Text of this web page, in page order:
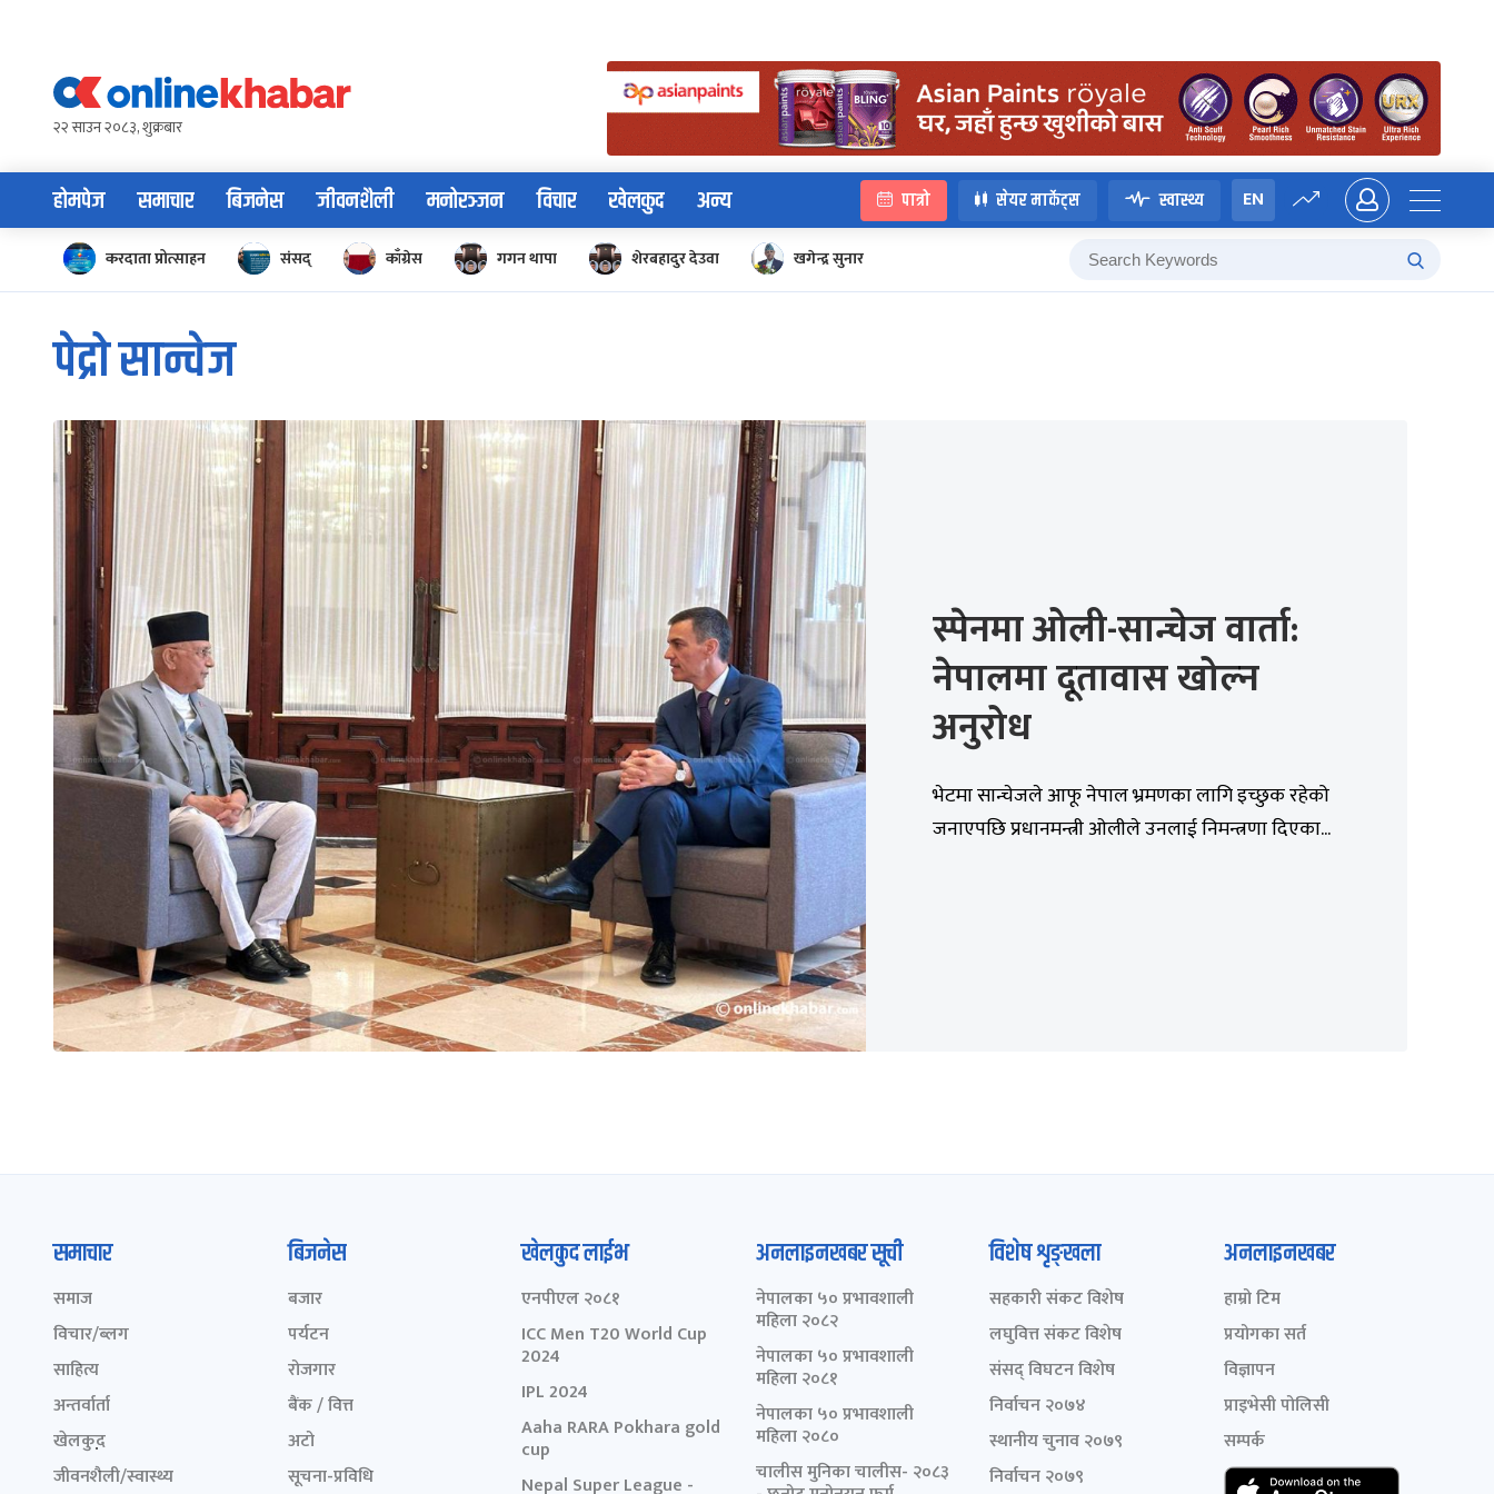
content२२ साउन २०८३, शुक्रबार
होमपेज समाचार बिजनेस जीवनशैली मनोरञ्जन विचार खेलकुद अन्य पात्रो सेयर मार्केट्स स्वास्थ्य EN
करदाता प्रोत्साहन संसद् काँग्रेस गगन थापा शेरबहादुर देउवा खगेन्द्र सुनार
पेद्रो सान्चेज
स्पेनमा ओली-सान्चेज वार्ता:
नेपालमा दूतावास खोल्न
अनुरोध
भेटमा सान्चेजले आफू नेपाल भ्रमणका लागि इच्छुक रहेको
जनाएपछि प्रधानमन्त्री ओलीले उनलाई निमन्त्रणा दिएका...
समाचार
समाज
विचार/ब्लग
साहित्य
अन्तर्वार्ता
खेलकुद़़
जीवनशैली/स्वास्थ्य
बिजनेस
बजार
पर्यटन
रोजगार
बैंक / वित्त
अटो
सूचना-प्रविधि
खेलकुद लाईभ
एनपीएल २०८१
ICC Men T20 World Cup
2024
IPL 2024
Aaha RARA Pokhara gold
cup
Nepal Super League -
अनलाइनखबर सूची
नेपालका ५० प्रभावशाली
महिला २०८२
नेपालका ५० प्रभावशाली
महिला २०८१
नेपालका ५० प्रभावशाली
महिला २०८०
चालीस मुनिका चालीस- २०८३
विशेष शृङ्खला
सहकारी संकट विशेष
लघुवित्त संकट विशेष
संसद् विघटन विशेष
निर्वाचन २०७४
स्थानीय चुनाव २०७९
निर्वाचन २०७९
अनलाइनखबर
हाम्रो टिम
प्रयोगका सर्त
विज्ञापन
प्राइभेसी पोलिसी
सम्पर्क